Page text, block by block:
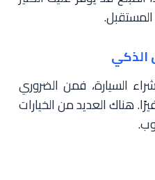
الذكي
السيارة، فمن الضروري
هناك العديد من الخيارات